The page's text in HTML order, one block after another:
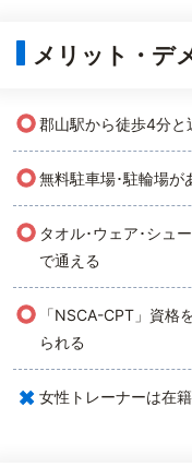
メリット・デ
○郡山駅から徒歩4分と
○無料駐車場･駐輪場が
○ タオル･ウェア･シュ
で通える
○
「NSCA-CPT」資格
られる
× 女性トレーナーは在